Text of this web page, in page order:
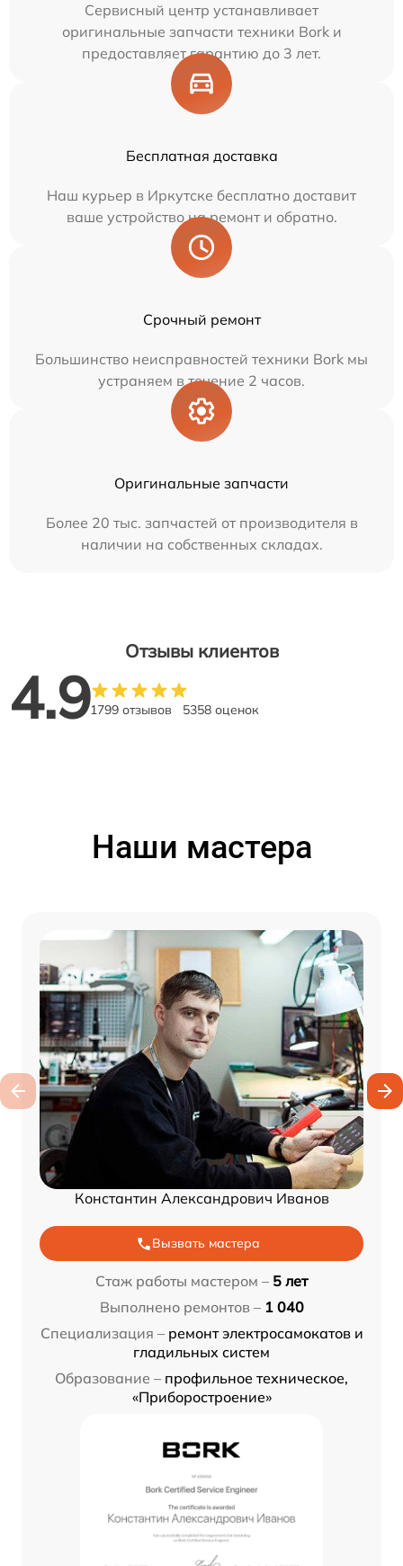
Сервисный центр устанавливает
оригинальные запчасти техники Bork и
предоставляет гарантию до 3 лет.
Бесплатная доставка
Наш курьер в Иркутске бесплатно доставит
ваше устройство на ремонт и обратно.
Срочный ремонт
Большинство неисправностей техники Bork мы
устраняем в течение 2 часов.
Оригинальные запчасти
Более 20 тыс. запчастей от производителя в
наличии на собственных складах.
Отзывы клиентов
4.91799 отзывов 5358 оценок
Наши мастера
Константин Александрович Иванов
Вызвать мастера
Стаж работы мастером – 5 лет
Выполнено ремонтов – 1 040
Специализация – ремонт электросамокатов и
гладильных систем
Образование – профильное техническое,
«Приборостроение»